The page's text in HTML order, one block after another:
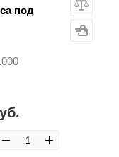
под